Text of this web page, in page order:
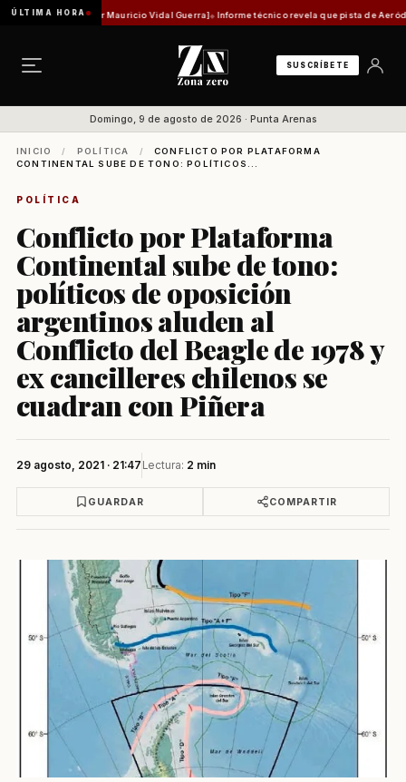
ÚLTIMA HORA
[Por Mauricio Vidal Guerra] Informe técnico revela que pista de Aeródromo
SUSCRÍBETE
Domingo, 9 de agosto de 2026 · Punta Arenas
INICIO / POLÍTICA /
CONFLICTO POR PLATAFORMA
CONTINENTAL SUBE DE TONO: POLÍTICOS...
POLÍTICA
Conflicto por Plataforma
Continental sube de tono:
políticos de oposición
argentinos aluden al
Conflicto del Beagle de 1978 y
ex cancilleres chilenos se
cuadran con Piñera
29 agosto, 2021 · 21:47 Lectura: 2 min
GUARDAR COMPARTIR